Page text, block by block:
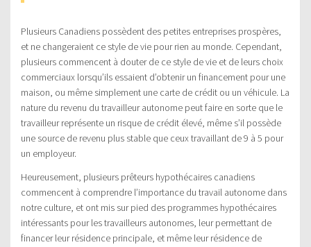
Plusieurs Canadiens possèdent des petites entreprises prospères,
et ne changeraient ce style de vie pour rien au monde. Cependant,
plusieurs commencent à douter de ce style de vie et de leurs choix
commerciaux lorsqu’ils essaient d’obtenir un financement pour une
maison, ou même simplement une carte de crédit ou un véhicule. La
nature du revenu du travailleur autonome peut faire en sorte que le
travailleur représente un risque de crédit élevé, même s’il possède
une source de revenu plus stable que ceux travaillant de 9 à 5 pour
un employeur.
Heureusement, plusieurs prêteurs hypothécaires canadiens
commencent à comprendre l’importance du travail autonome dans
notre culture, et ont mis sur pied des programmes hypothécaires
intéressants pour les travailleurs autonomes, leur permettant de
financer leur résidence principale, et même leur résidence de